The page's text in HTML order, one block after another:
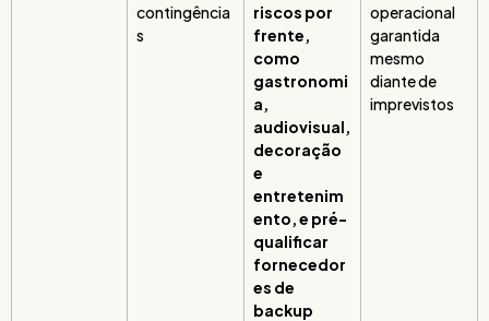
contingência
s
riscos por
frente,
como
gastronomi
a,
audiovisual,
decoração
e
entretenim
ento, e pré-
qualificar
fornecedor
es de
backup
operacional
garantida
mesmo
diante de
imprevistos